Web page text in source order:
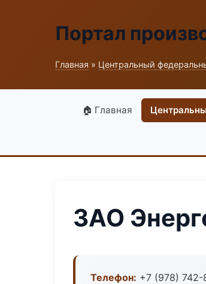
Портал
Главная » Центральный
🏠 Главная
ЗАО
Телефон: +7 (978)